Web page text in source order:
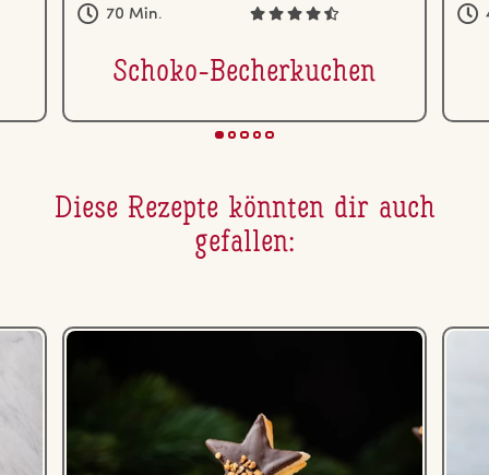
70 Min.
Schoko-Be­cher­ku­chen
Diese Rezepte könnten dir auch
gefallen: